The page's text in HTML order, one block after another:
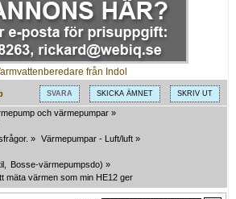
SVARA SKICKA ÄMNET SKRIV UT
och värmepumpar »
» Värmepumpar - Luft/luft »
Bosse-värmepumpsdo) »
mäta värmen som min HE12 ger